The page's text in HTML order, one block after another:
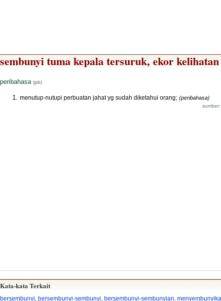
sembunyi tuma kepala tersuruk, ekor kelihatan
peribahasa (pb)
menutup-nutupi perbuatan jahat yg sudah diketahui orang; (peribahasa)
Kata-kata Terkait
bersembunyi bersembunyi-sembunyi bersembunyi-sembunyian